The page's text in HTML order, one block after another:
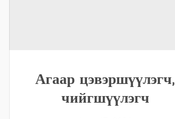
Агаар цэвэршүүлэгч,
чийгшүүлэгч